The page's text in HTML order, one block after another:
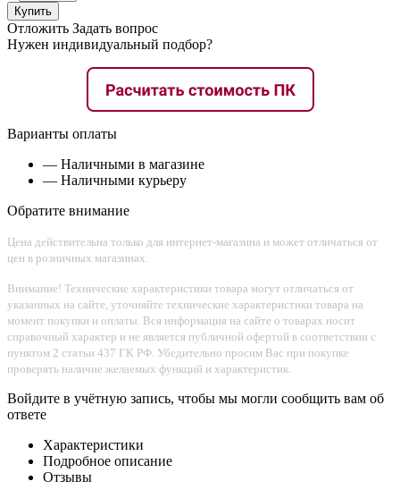
Купить
Отложить Задать вопрос
Нужен индивидуальный подбор?
Варианты оплаты
— Наличными в магазине
— Наличными курьеру
Обратите внимание
Цена действительна только для интернет-магазина и может отличаться от
цен в розничных магазинах.
Внимание! Технические характеристики товара могут отличаться от
указанных на сайте, уточняйте технические характеристики товара на
момент покупки и оплаты. Вся информация на сайте о товарах носит
справочный характер и не является публичной офертой в соответствии с
пунктом 2 статьи 437 ГК РФ. Убедительно просим Вас при покупке
проверять наличие желаемых функций и характеристик.
Войдите в учётную запись, чтобы мы могли сообщить вам об
ответе
Характеристики
Подробное описание
Отзывы